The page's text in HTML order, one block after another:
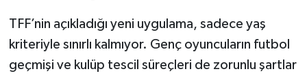
TFF’nin açıkladığı yeni uygulama, sadece yaş
kriteriyle sınırlı kalmıyor. Genç oyuncuların futbol
geçmişi ve kulüp tescil süreçleri de zorunlu şartlar